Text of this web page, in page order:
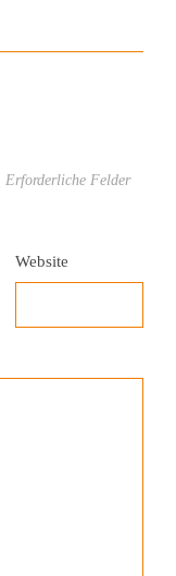
Erforderliche Felder
Website